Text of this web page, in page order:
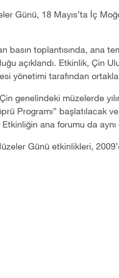
Günü, 18 Mayıs’ta İç Moğ
basın toplantısında, ana
ğu açıklandı. Etkinlik, Çin
yönetimi tarafından ortakla
Çin genelindeki müzelerde yılı
prü Programı” başlatılacak ve
ğin ana forumu da aynı
üzeler Günü etkinlikleri, 2009’